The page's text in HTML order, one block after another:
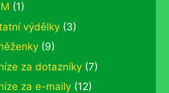
(1)
výdělky (3)
(9)
za dotazníky (7)
za e-maily (12)